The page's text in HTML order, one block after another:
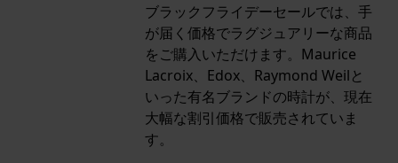
ブラックフライデーセールでは、手
が届く価格でラグジュアリーな商品
をご購入いただけます。Maurice
Lacroix、Edox、Raymond Weilと
いった有名ブランドの時計が、現在
大幅な割引価格で販売されていま
す。